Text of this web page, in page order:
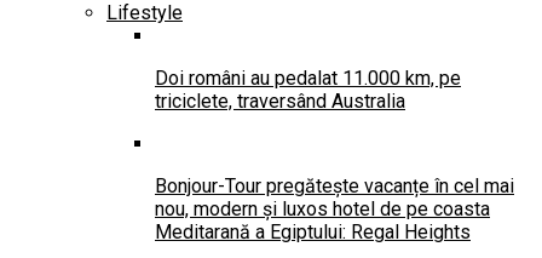
Lifestyle
Doi români au pedalat 11.000 km, pe
triciclete, traversând Australia
Bonjour-Tour pregătește vacanțe în cel mai
nou, modern și luxos hotel de pe coasta
Meditarană a Egiptului: Regal Heights